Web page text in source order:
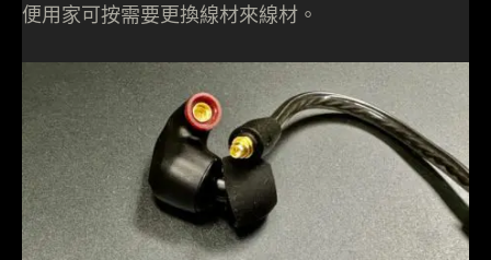
便用家可按需要更換線材來線材。